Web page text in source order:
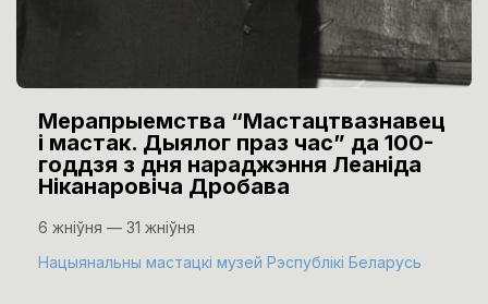
Мерапрыемства “Мастацтвазнавец
і мастак. Дыялог праз час” да 100-
годдзя з дня нараджэння Леаніда
Ніканаровіча Дробава
6 жніўня — 31 жніўня
Нацыянальны мастацкі музей Рэспублікі Беларусь